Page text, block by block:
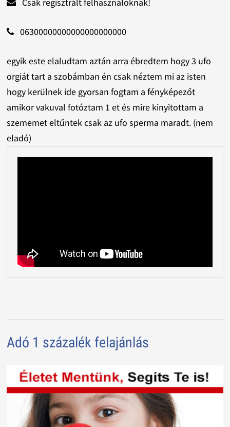
06300000000000000000000
egyik este elaludtam aztán arra ébredtem hogy 3 ufo
orgiát tart a szobámban én csak néztem mi az isten
hogy kerülnek ide gyorsan fogtam a fényképezőt
amikor vakuval fotóztam 1 et és mire kinyitottam a
szememet eltűntek csak az ufo sperma maradt. (nem
eladó)
Adó 1 százalék felajánlás